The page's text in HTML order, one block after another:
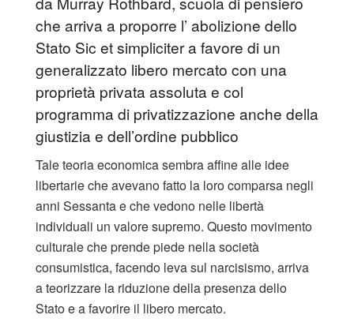
che arriva a proporre l’ abolizione dello
Stato Sic et simpliciter a favore di un
generalizzato libero mercato con una
proprietà privata assoluta e col
programma di privatizzazione anche della
giustizia e dell’ordine pubblico
Tale teoria economica sembra affine alle idee
libertarie che avevano fatto la loro comparsa negli
anni Sessanta e che vedono nelle libertà
individuali un valore supremo. Questo movimento
culturale che prende piede nella società
consumistica, facendo leva sul narcisismo, arriva
a teorizzare la riduzione della presenza dello
Stato e a favorire il libero mercato.